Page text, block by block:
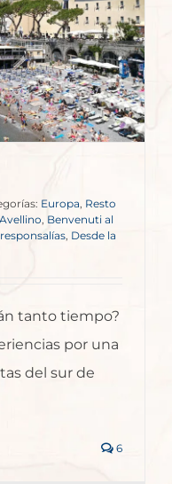
Europa Resto
Avellino Benvenuti al
, Desde la
tanto tiempo?
por una
del sur de
6